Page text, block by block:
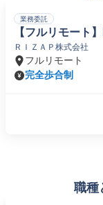
業務委託
【フルリモート
ＲＩＺＡＰ株式会社
フルリモート
完全歩合制
職種